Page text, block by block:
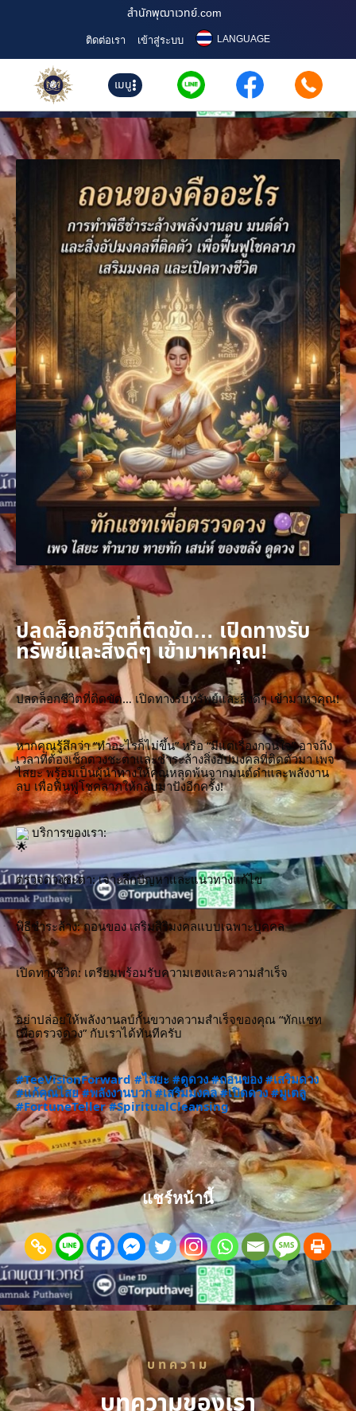
สำนักพุฒาเวทย์.com
ติดต่อเรา เข้าสู่ระบบ LANGUAGE
เมนู
ปลดล็อกชีวิตที่ติดขัด… เปิดทางรับ
ทรัพย์และสิ่งดีๆ เข้ามาหาคุณ!
ปลดล็อกชีวิตที่ติดขัด… เปิดทางรับทรัพย์และสิ่งดีๆ เข้ามาหาคุณ!
หากคุณรู้สึกว่า “ทำอะไรก็ไม่ขึ้น” หรือ “มีแต่เรื่องกวนใจ” อาจถึง
เวลาที่ต้องเช็กดวงชะตาและชำระล้างสิ่งอัปมงคลที่ติดตัวมา เพจ
ไสยะ พร้อมเป็นผู้นำทางให้คุณหลุดพ้นจากมนต์ดำและพลังงาน
ลบ เพื่อฟื้นฟูโชคลาภให้กลับมาปังอีกครั้ง!
บริการของเรา:
ตรวจดวงชะตา: เจาะลึกปัญหาและแนวทางแก้ไข
พิธีชำระล้าง: ถอนของ เสริมสิริมงคลแบบเฉพาะบุคคล
เปิดทางชีวิต: เตรียมพร้อมรับความเฮงและความสำเร็จ
อย่าปล่อยให้พลังงานลบกั้นขวางความสำเร็จของคุณ “ทักแชท
เพื่อตรวจดวง” กับเราได้ทันทีครับ
#TeeVisionForward #ไสยะ #ดูดวง #ถอนของ #เสริมดวง
#แก้คุณไสย #พลังงานบวก #เสริมมงคล #เปิดดวง #มูเตลู
#FortuneTeller #SpiritualCleansing
แชร์หน้านี้
บทความ